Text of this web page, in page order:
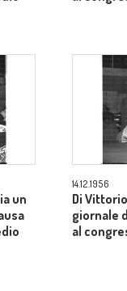
un
14.12.1956
Di
giornale
al